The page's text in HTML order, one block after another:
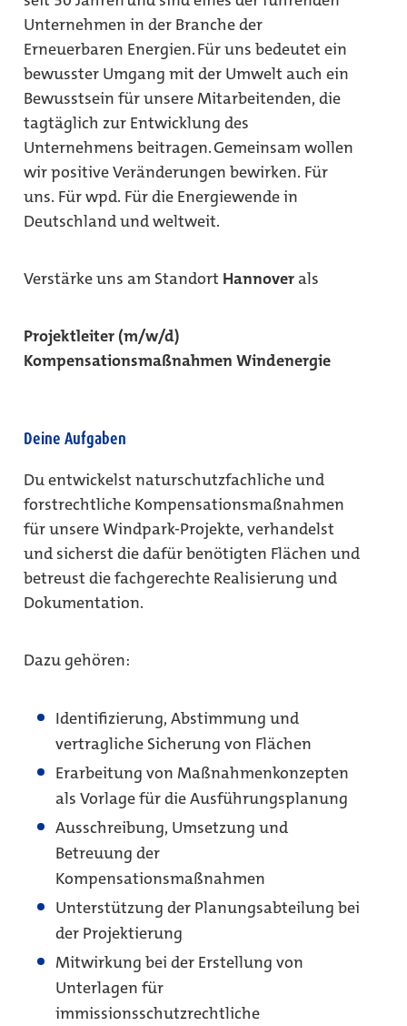
Unternehmen in der Branche der
Erneuerbaren Energien. Für uns bedeutet ein
bewusster Umgang mit der Umwelt auch ein
Bewusstsein für unsere Mitarbeitenden, die
tagtäglich zur Entwicklung des
Unternehmens beitragen. Gemeinsam wollen
wir positive Veränderungen bewirken. Für
uns. Für wpd. Für die Energiewende in
Deutschland und weltweit.
Verstärke uns am Standort Hannover als
Projektleiter (m/w/d)
Kompensationsmaßnahmen Windenergie
Deine Aufgaben
Du entwickelst naturschutzfachliche und
forstrechtliche Kompensationsmaßnahmen
für unsere Windpark-Projekte, verhandelst
und sicherst die dafür benötigten Flächen und
betreust die fachgerechte Realisierung und
Dokumentation.
Dazu gehören:
Identifizierung, Abstimmung und
vertragliche Sicherung von Flächen
Erarbeitung von Maßnahmenkonzepten
als Vorlage für die Ausführungsplanung
Ausschreibung, Umsetzung und
Betreuung der
Kompensationsmaßnahmen
Unterstützung der Planungsabteilung bei
der Projektierung
Mitwirkung bei der Erstellung von
Unterlagen für
immissionsschutzrechtliche